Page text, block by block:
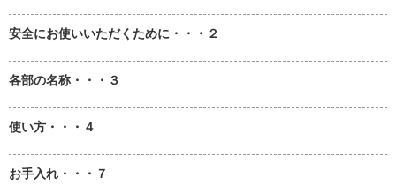
安全にお使いいただくために・・・２
各部の名称・・・３
使い方・・・４
お手入れ・・・７